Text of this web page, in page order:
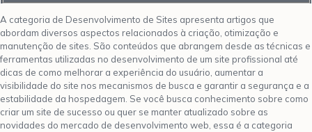
A categoria de Desenvolvimento de Sites apresenta artigos que
abordam diversos aspectos relacionados à criação, otimização e
manutenção de sites. São conteúdos que abrangem desde as técnicas e
ferramentas utilizadas no desenvolvimento de um site profissional até
dicas de como melhorar a experiência do usuário, aumentar a
visibilidade do site nos mecanismos de busca e garantir a segurança e a
estabilidade da hospedagem. Se você busca conhecimento sobre como
criar um site de sucesso ou quer se manter atualizado sobre as
novidades do mercado de desenvolvimento web, essa é a categoria